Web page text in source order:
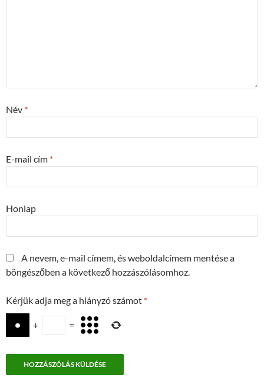
Név *
E-mail cím *
Honlap
A nevem, e-mail címem, és weboldalcímem mentése a
böngészőben a következő hozzászólásomhoz.
Kérjük adja meg a hiányzó számot *
+ =